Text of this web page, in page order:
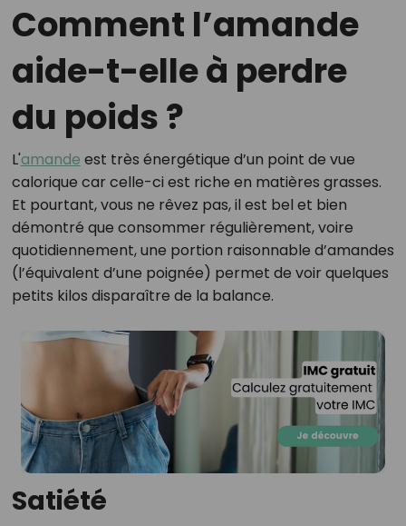
Comment l’amande
aide-t-elle à perdre
du poids ?
L'amande est très énergétique d’un point de vue
calorique car celle-ci est riche en matières grasses.
Et pourtant, vous ne rêvez pas, il est bel et bien
démontré que consommer régulièrement, voire
quotidiennement, une portion raisonnable d’amandes
(l’équivalent d’une poignée) permet de voir quelques
petits kilos disparaître de la balance.
Satiété